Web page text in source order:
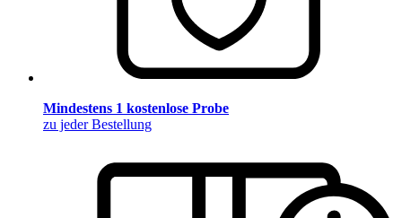
Mindestens 1 kostenlose Probe
zu jeder Bestellung